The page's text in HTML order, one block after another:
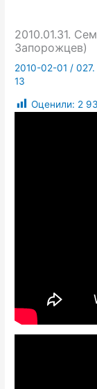
2010.01.31.
Запорожцев)
2010-02-01 /
13
Оценили: 2